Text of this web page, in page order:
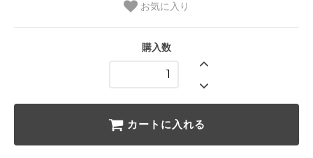
お気に入り
購入数
カートに入れる